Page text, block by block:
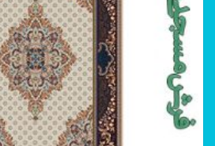
مختلفی
باشد.
گزینه
ها